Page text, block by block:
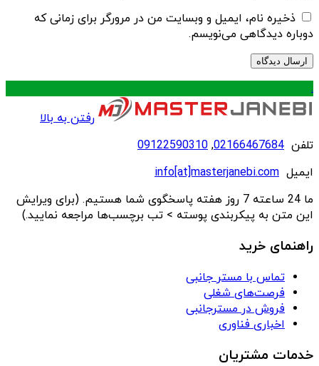
ذخیره نام، ایمیل و وبسایت من در مرورگر برای زمانی که
دوباره دیدگاهی می‌نویسم.
.
رفتن به بالا
تلفن 02166467684
,
09122590310
ایمیل info[at]masterjanebi.com
ما 24 ساعته 7 روز هفته پاسخگوی شما هستیم. (برای ویرایش
این متن به پیکربندی پوسته > تب برچسب‌ها مراجعه نمایید.)
راهنمای خرید
تماس با مستر جانبی
فرصت‌های شغلی
فروش در مسترجانبی
اخباری فناوری
خدمات مشتریان